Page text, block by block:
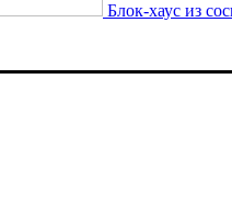
Блок-хаус из